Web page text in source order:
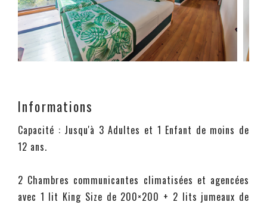
Informations
Capacité : Jusqu'à 3 Adultes et 1 Enfant de moins de
12 ans.
2 Chambres communicantes climatisées et agencées
avec 1 lit King Size de 200×200 + 2 lits jumeaux de